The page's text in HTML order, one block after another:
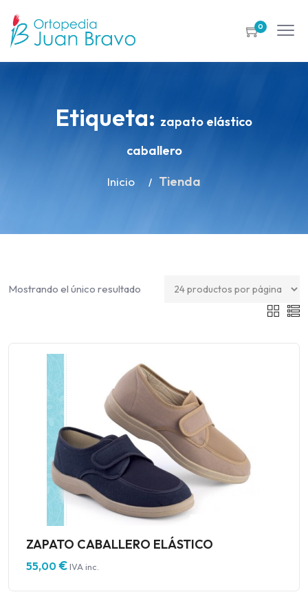
0
Etiqueta: zapato elástico
caballero
Inicio Tienda
Mostrando el único resultado
ZAPATO CABALLERO ELÁSTICO
55,00€IVA inc.